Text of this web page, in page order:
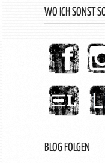
WO ICH SONST
BLOG FOLGEN